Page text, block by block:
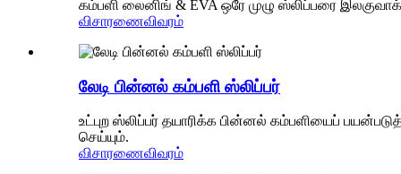
கம்பளி லைனிங் & EVA ஒரே முழு ஸ்லிப்பரை
விசாரணைவிவரம்
லேடி பின்னல் கம்பளி ஸ்லிப்பர்
உட்புற ஸ்லிப்பர் தயாரிக்க பின்னல் கம்பளியைப்
செய்யும்.
விசாரணைவிவரம்